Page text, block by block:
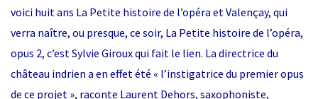
voici huit ans La Petite histoire de l’opéra et Valençay, qui
verra naître, ou presque, ce soir, La Petite histoire de l’opéra,
opus 2, c’est Sylvie Giroux qui fait le lien. La directrice du
château indrien a en effet été « l’instigatrice du premier opus
de ce projet », raconte Laurent Dehors, saxophoniste,